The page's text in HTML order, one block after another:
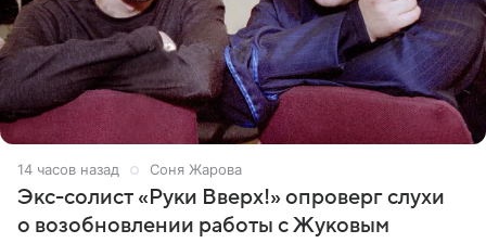
14 часов назад Соня Жарова
Экс-солист «Руки Вверх!» опроверг слухи
о возобновлении работы с Жуковым